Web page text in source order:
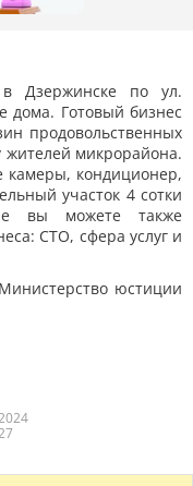
в Дзержинске по ул.
дома. Готовый бизнес
продовольственных
жителей микрорайона.
камеры, кондиционер,
участок 4 сотки
вы можете также
СТО, сфера услуг и
юстиции